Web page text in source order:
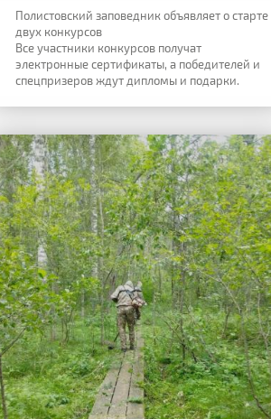
Полистовский заповедник объявляет о старте
двух конкурсов
Все участники конкурсов получат
электронные сертификаты, а победителей и
спецпризеров ждут дипломы и подарки.